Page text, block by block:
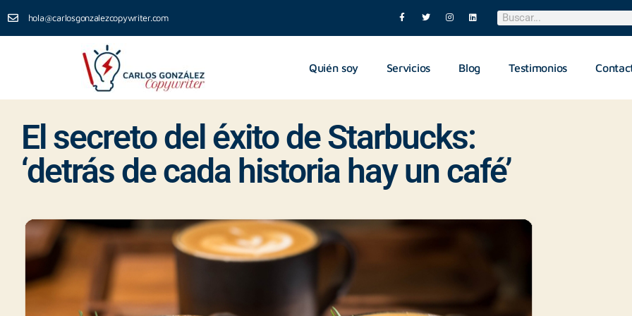
hola@carlosgonzalezcopywriter.com
Quién soy Servicios Blog Testimonios
El secreto del éxito de Starbucks:
‘detrás de cada historia hay un café’